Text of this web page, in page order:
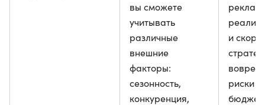
вы сможете
учитывать
различные
внешние
факторы:
сезонность,
конкуренция,
и
риски